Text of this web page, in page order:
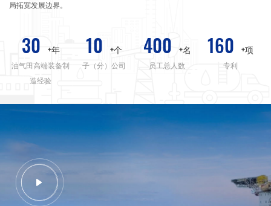
局拓宽发展边界。
30 +年
油气田高端装备制
造经验
10 +个
子（分）公司
400 +名
员工总人数
160 +项
专利
